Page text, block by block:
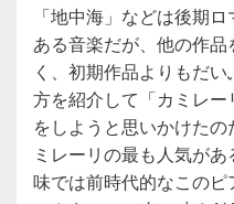
「地中海」などは後期
ある音楽だが、他の作
く、初期作品よりもだ
方を紹介して「カミレ
をしようと思いかけた
ミレーリの最も人気が
味では前時代的なこのピ